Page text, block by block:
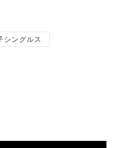
シングルス